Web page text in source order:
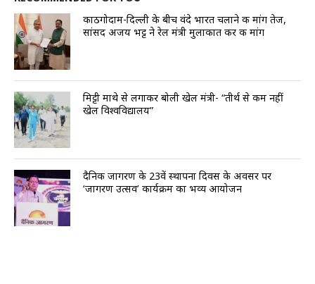
काठगोदाम-दिल्ली के बीच वंदे भारत चलाने की मांग तेज,
सांसद अजय भट्ट ने रेल मंत्री मुलाकात कर की मांग
मिट्टी माथे से लगाकर बोली खेल मंत्री- “तीर्थ से कम नहीं
खेल विश्वविद्यालय”
दैनिक जागरण के 23वें स्थापना दिवस के अवसर पर
‘जागरण उत्सव’ कार्यक्रम का भव्य आयोजन